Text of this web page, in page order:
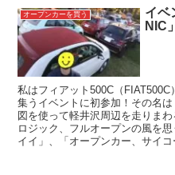
オープンカーを買う
イベ
NIC
私はフィアット500C（
集うイベントに初参加！その名
図を使って軽井沢周辺を走りま
ロジック、フルオープンの風を
イイ」、「オープンカー、サイコ